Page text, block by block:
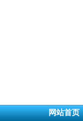
网站首页